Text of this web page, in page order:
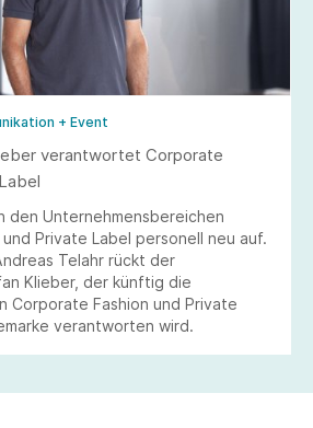
+ Event
verantwortet Corporate
den Unternehmensbereichen
Private Label personell neu auf.
Telahr rückt der
Klieber, der künftig die
Corporate Fashion und Private
verantworten wird.